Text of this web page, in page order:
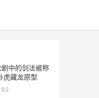
中的剑法被称
虎藏龙原型
02